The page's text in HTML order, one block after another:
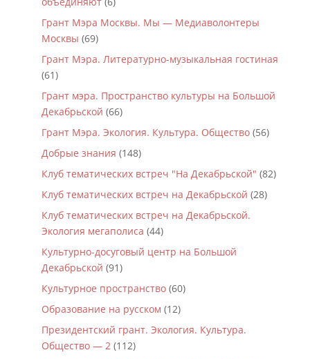
Грант Мэра Москвы. Мы — Медиаволонтеры
Москвы (69)
Грант Мэра. Литературно-музыкальная гостиная
(61)
Грант мэра. Пространство культуры на Большой
Декабрьской (66)
Грант Мэра. Экология. Культура. Общество(56)
Добрые знания (148)
Клуб тематических встреч "На Декабрьской" (82)
Клуб тематических встреч на Декабрьской (28)
Клуб тематических встреч на Декабрьской.
Экология мегаполиса (44)
Культурно-досуговый центр на Большой
Декабрьской (91)
Культурное пространство(60)
Образование на русском (12)
Президентский грант. Экология. Культура.
Общество — 2(112)